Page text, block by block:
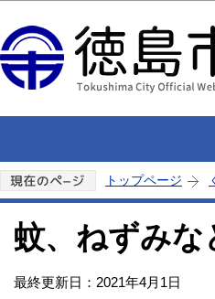
トップページ
蚊、ねずみ
最終更新日：2021年4月1日